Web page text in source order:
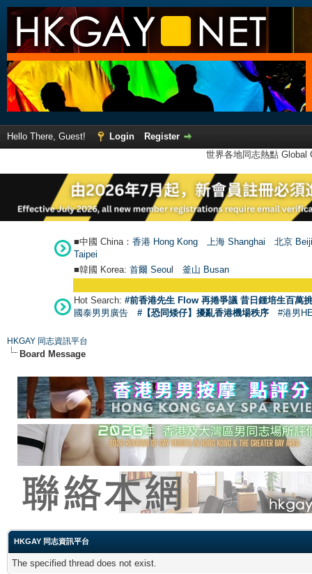
Hello There, Guest! Login
Register
世界各地同志熱點
■中國 China： 香港 Hong Kong 上海 Shanghai
北京
Taipei
■韓國 Korea: 首爾 Seoul 釜山 Busan
Hot Search: #前香港先生 Flow 再捲爭議 昔日鍾培生百萬
國泰男男廣告
#【恐同矮仔】擾亂香港機場秩序 #港男
HKGAY 同志資訊平台
Board Message
HKGAY 同志資訊平台
The specified thread does not exist.